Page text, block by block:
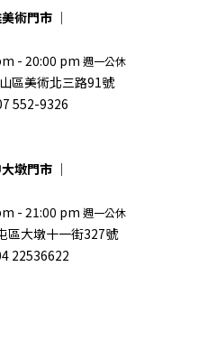
術門市 ｜
- 20:00 pm 週一公休
區美術北三路91號
552-9326
墩門市 ｜
- 21:00 pm 週一公休
區大墩十一街327號
22536622